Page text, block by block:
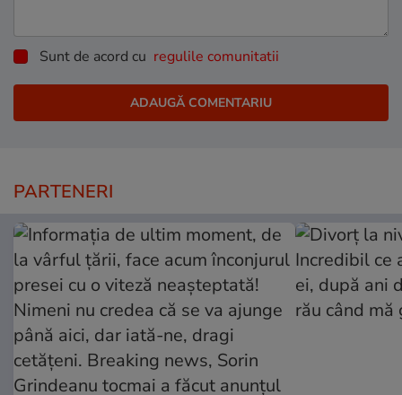
Sunt de acord cu regulile comunitatii
PARTENERI